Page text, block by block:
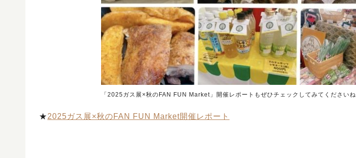
「2025ガス展×秋のFAN FUN Market」開催レポートもぜひチェックしてみてくださいね
★2025ガス展×秋のFAN FUN Market開催レポート